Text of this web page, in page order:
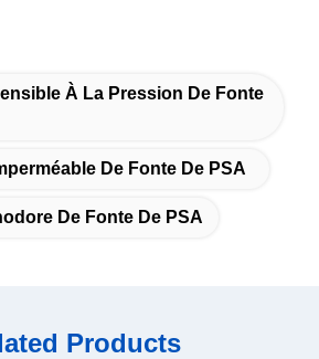
À La Pression De Fonte
De Fonte De PSA
De Fonte De PSA
Products